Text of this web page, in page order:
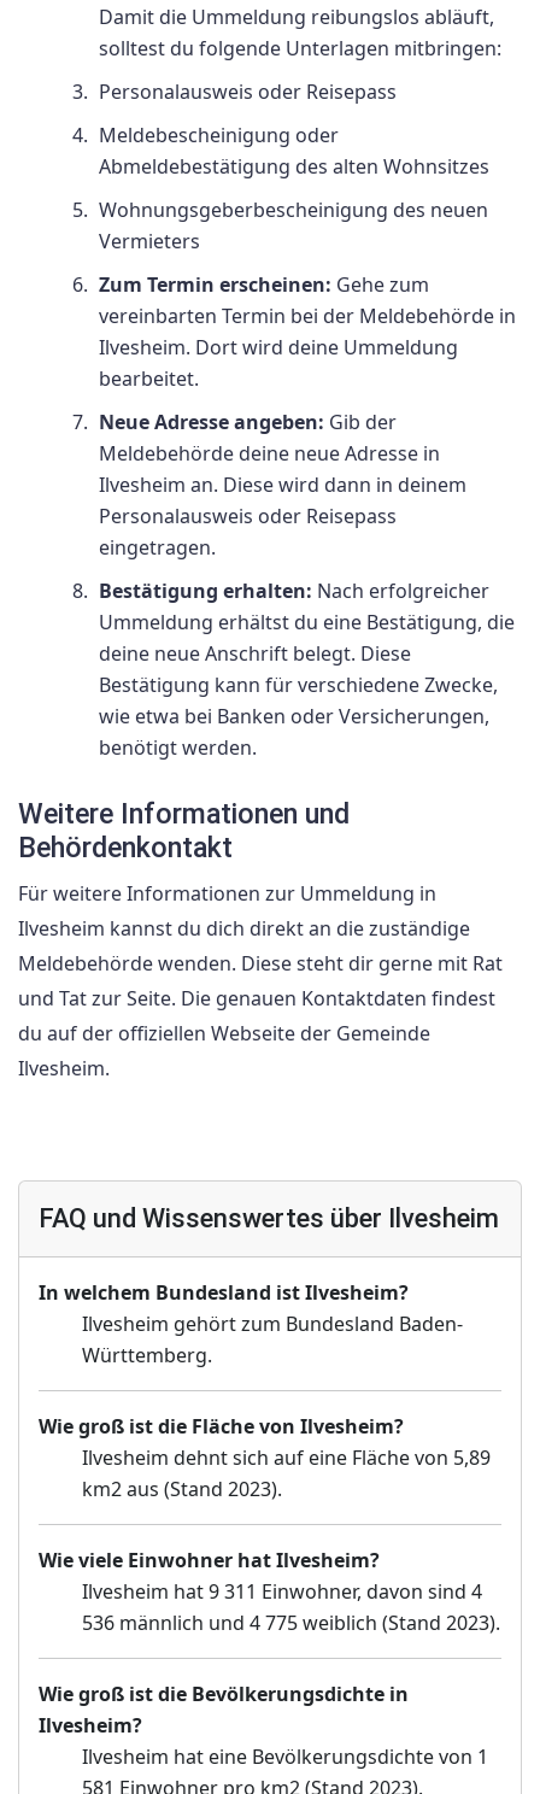
Damit die Ummeldung reibungslos abläuft,
solltest du folgende Unterlagen mitbringen:
Personalausweis oder Reisepass
Meldebescheinigung oder
Abmeldebestätigung des alten Wohnsitzes
Wohnungsgeberbescheinigung des neuen
Vermieters
Zum Termin erscheinen: Gehe zum
vereinbarten Termin bei der Meldebehörde in
Ilvesheim. Dort wird deine Ummeldung
bearbeitet.
Neue Adresse angeben: Gib der
Meldebehörde deine neue Adresse in
Ilvesheim an. Diese wird dann in deinem
Personalausweis oder Reisepass
eingetragen.
Bestätigung erhalten: Nach erfolgreicher
Ummeldung erhältst du eine Bestätigung, die
deine neue Anschrift belegt. Diese
Bestätigung kann für verschiedene Zwecke,
wie etwa bei Banken oder Versicherungen,
benötigt werden.
Weitere Informationen und
Behördenkontakt
Für weitere Informationen zur Ummeldung in
Ilvesheim kannst du dich direkt an die zuständige
Meldebehörde wenden. Diese steht dir gerne mit Rat
und Tat zur Seite. Die genauen Kontaktdaten findest
du auf der offiziellen Webseite der Gemeinde
Ilvesheim.
FAQ und Wissenswertes über Ilvesheim
In welchem Bundesland ist Ilvesheim?
Ilvesheim gehört zum Bundesland Baden-
Württemberg.
Wie groß ist die Fläche von Ilvesheim?
Ilvesheim dehnt sich auf eine Fläche von 5,89
km2 aus (Stand 2023).
Wie viele Einwohner hat Ilvesheim?
Ilvesheim hat 9 311 Einwohner, davon sind 4
536 männlich und 4 775 weiblich (Stand 2023).
Wie groß ist die Bevölkerungsdichte in
Ilvesheim?
Ilvesheim hat eine Bevölkerungsdichte von 1
581 Einwohner pro km2 (Stand 2023).